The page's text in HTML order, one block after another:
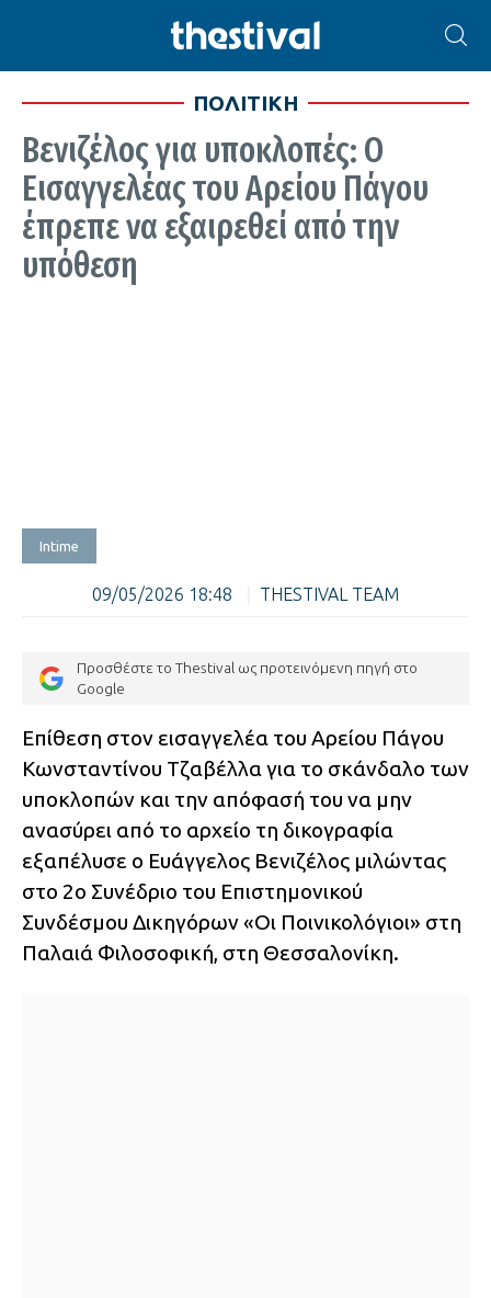
ΠΟΛΙΤΙΚΗ
Βενιζέλος για υποκλοπές: Ο
Εισαγγελέας του Αρείου Πάγου
έπρεπε να εξαιρεθεί από την
υπόθεση
Intime
09/05/2026 18:48 THESTIVAL TEAM
Προσθέστε το Thestival ως προτεινόμενη πηγή στο
Google
Επίθεση στον εισαγγελέα του Αρείου Πάγου
Κωνσταντίνου Τζαβέλλα για το σκάνδαλο των
υποκλοπών και την απόφασή του να μην
ανασύρει από το αρχείο τη δικογραφία
εξαπέλυσε ο Ευάγγελος Βενιζέλος μιλώντας
στο 2o Συνέδριο του Επιστημονικού
Συνδέσμου Δικηγόρων «Οι Ποινικολόγιοι» στη
Παλαιά Φιλοσοφική, στη Θεσσαλονίκη.